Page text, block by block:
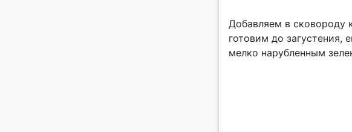
Добавляем в сковороду
готовим до
мелко нарубленным